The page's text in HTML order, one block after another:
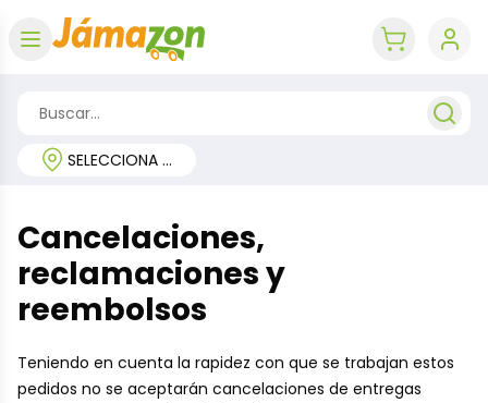
SELECCIONA TU REGIÓN
Cancelaciones,
reclamaciones y
reembolsos
Teniendo en cuenta la rapidez con que se trabajan estos
pedidos no se aceptarán cancelaciones de entregas